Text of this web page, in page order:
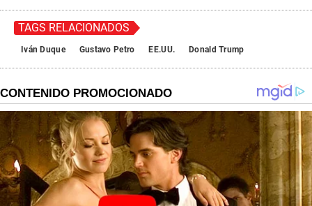
TAGS RELACIONADOS
Iván Duque Gustavo Petro EE.UU. Donald Trump